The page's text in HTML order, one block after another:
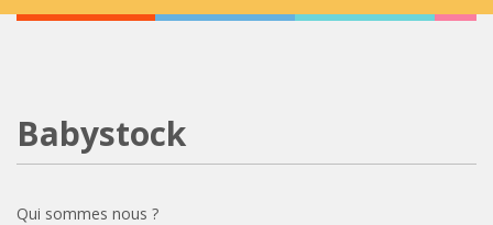
Babystock
Qui sommes nous ?